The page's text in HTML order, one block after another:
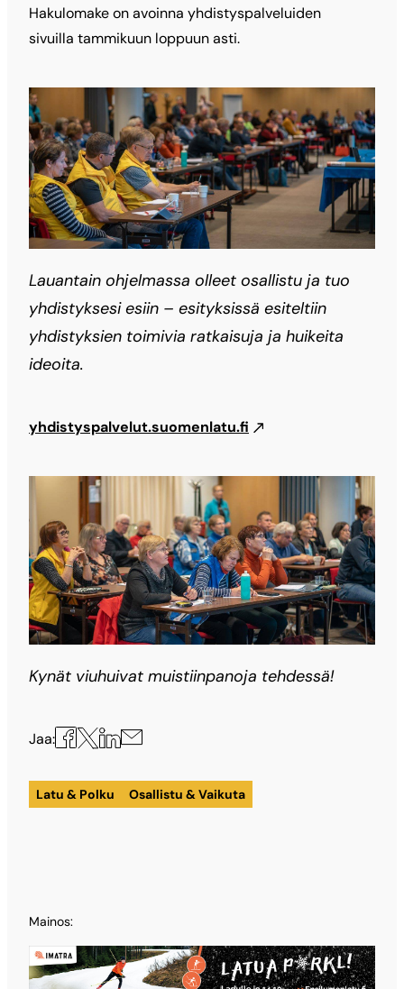
Hakulomake on avoinna yhdistyspalveluiden
sivuilla tammikuun loppuun asti.
Lauantain ohjelmassa olleet osallistu ja tuo
yhdistyksesi esiin – esityksissä esiteltiin
yhdistyksien toimivia ratkaisuja ja huikeita
ideoita.
yhdistyspalvelut.suomenlatu.fi
Kynät viuhuivat muistiinpanoja tehdessä!
Jaa: Jaa
Facebookissa
Jaa
X:ssä
Jaa
LinkedInissä
Jaa
sähköpostilla
Latu & Polku Osallistu & Vaikuta
Mainos: